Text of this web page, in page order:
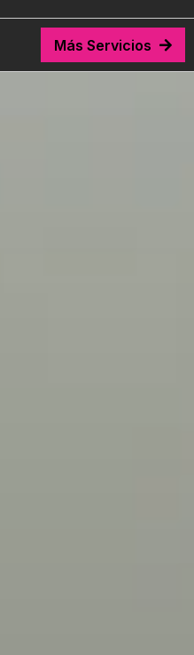
Más Servicios